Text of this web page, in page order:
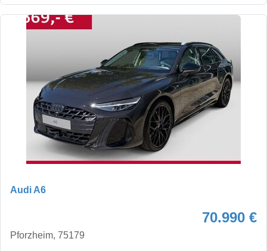
Audi A6
70.990 €
Pforzheim, 75179